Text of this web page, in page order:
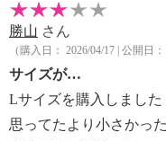
勝山 さん
（購入日： 2026/04/17 | 公開日：
サイズが…
Lサイズを購入しました
思ってたより小さかっ